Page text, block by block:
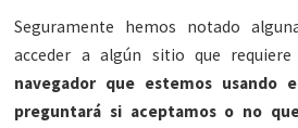
Seguramente hemos notado
acceder a algún sitio que requiere
navegador que estemos usando
preguntará si aceptamos o no